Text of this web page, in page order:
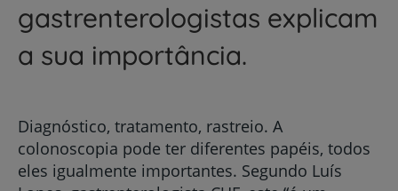
gastrenterologistas explicam
a sua importância.
Diagnóstico, tratamento, rastreio. A
colonoscopia pode ter diferentes papéis, todos
eles igualmente importantes. Segundo Luís